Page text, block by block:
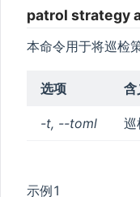
patrol strategy
本命令用于将巡检
选项 含
-t, --toml 巡
示例1